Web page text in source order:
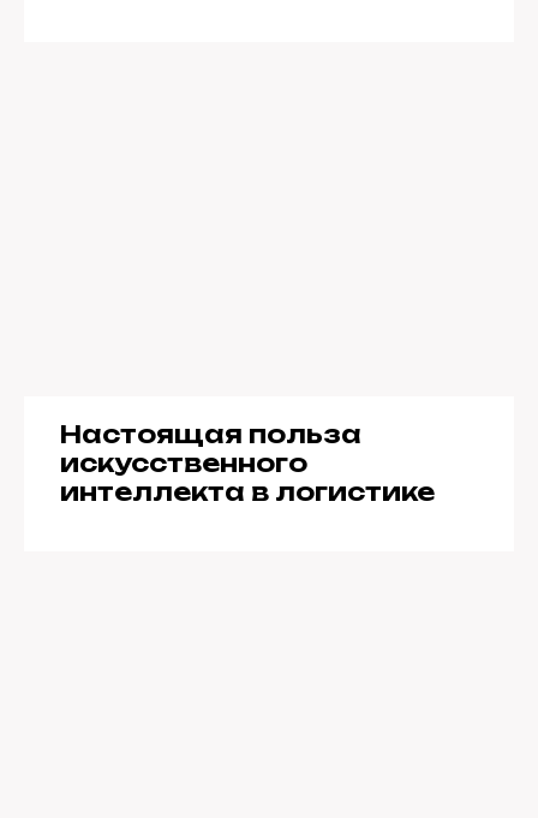
Настоящая польза
искусственного
интеллекта в логистике